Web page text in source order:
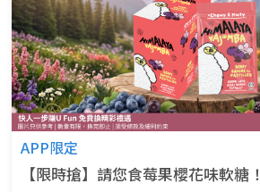
APP限定
【限時搶】請您食莓果櫻花味軟糖！